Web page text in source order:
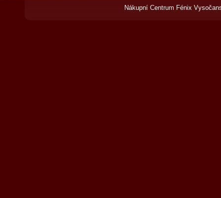
Nákupní Centrum Fénix